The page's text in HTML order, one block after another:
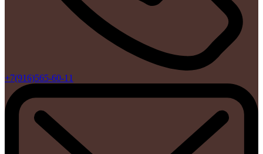
+7(916)565-60-11